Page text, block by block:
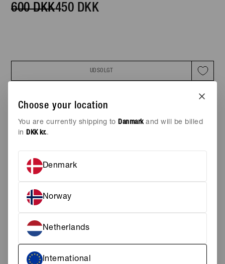
Choose your location
You are currently shipping to Danmarkand will be billed
in
DKK kr..
Denmark
Norway
Netherlands
International
450 DKK
600 DKK
L
UDSOLGT
KOMMER PÅ LAGER IGEN
FARVE BRICK HOUSE RED
En sweatshirt er en cool og casual hverdagsstyle, der er super
nem at style. En sweatshirt kan sagtens være stilet og bruges
på kontoret, især hvis den er i en lidt tyndere kvalitet. Style M
RAGLAN REDBOX CREW - NEW - Brick House Red fra The
North Face med et par lækre jeans eller brug den over dine
shorts om sommeren når vejret ikke er til både bare arme og